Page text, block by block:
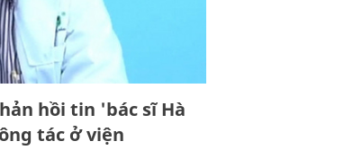
hồi tin 'bác sĩ Hà
tác ở viện